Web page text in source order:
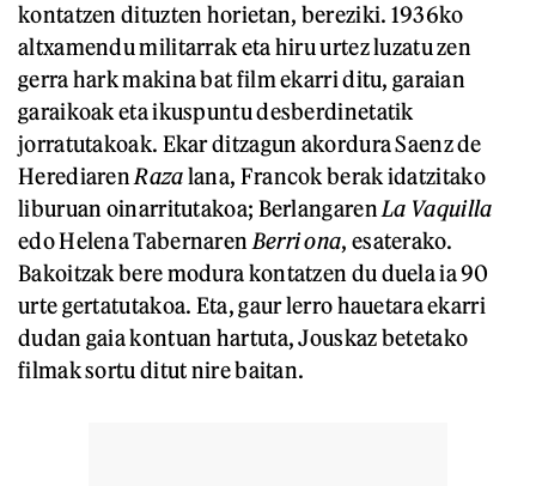
kontatzen dituzten horietan, bereziki. 1936ko
altxamendu militarrak eta hiru urtez luzatu zen
gerra hark makina bat film ekarri ditu, garaian
garaikoak eta ikuspuntu desberdinetatik
jorratutakoak. Ekar ditzagun akordura Saenz de
Herediaren Razalana, Francok berak idatzitako
liburuan oinarritutakoa; Berlangaren La Vaquilla
edo Helena Tabernaren Berri ona, esaterako.
Bakoitzak bere modura kontatzen du duela ia 90
urte gertatutakoa. Eta, gaur lerro hauetara ekarri
dudan gaia kontuan hartuta, Jouskaz betetako
filmak sortu ditut nire baitan.